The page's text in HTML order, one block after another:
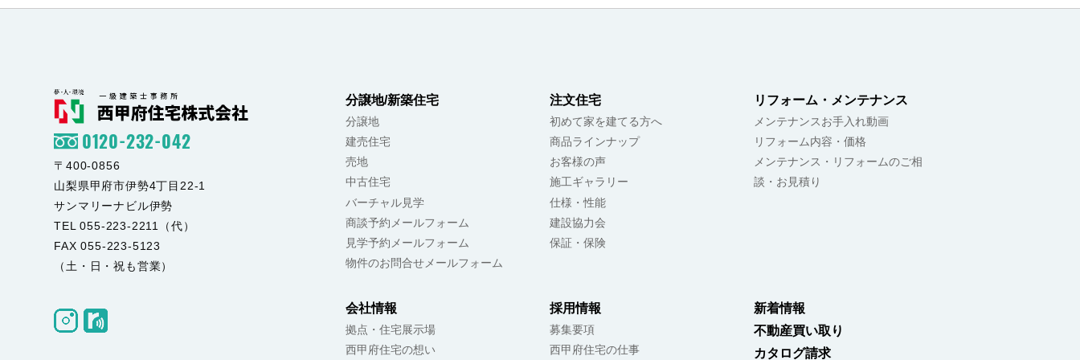
分譲地/新築住宅
分譲地
建売住宅
売地
中古住宅
バーチャル見学
商談予約メールフォーム
見学予約メールフォーム
物件のお問合せメールフォーム
注文住宅
初めて家を建てる方へ
商品ラインナップ
お客様の声
施工ギャラリー
仕様・性能
建設協力会
保証・保険
リフォーム・メンテナンス
メンテナンスお手入れ動画
リフォーム内容・価格
メンテナンス・リフォームのご相
談・お見積り
会社情報
拠点・住宅展示場
西甲府住宅の想い
採用情報
募集要項
西甲府住宅の仕事
新着情報
不動産買い取り
カタログ請求
0120-232-042
〒400-0856
山梨県甲府市伊勢4丁目22-1
サンマリーナビル伊勢
TEL 055-223-2211（代）
FAX 055-223-5123
（土・日・祝も営業）